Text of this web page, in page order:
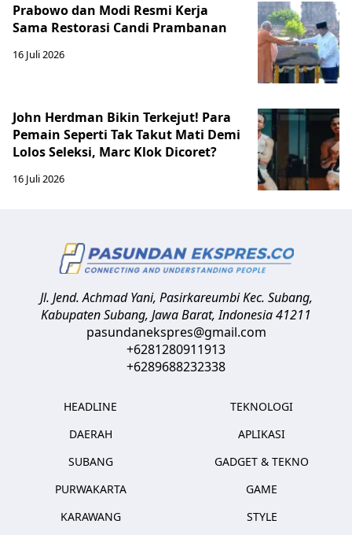
Prabowo dan Modi Resmi Kerja
Sama Restorasi Candi Prambanan
16 Juli 2026
John Herdman Bikin Terkejut! Para
Pemain Seperti Tak Takut Mati Demi
Lolos Seleksi, Marc Klok Dicoret?
16 Juli 2026
Jl. Jend. Achmad Yani, Pasirkareumbi Kec. Subang,
Kabupaten Subang, Jawa Barat,Indonesia41211
pasundanekspres@gmail.com
+6281280911913
+6289688232338
HEADLINE
DAERAH
SUBANG
PURWAKARTA
KARAWANG
TEKNOLOGI
APLIKASI
GADGET & TEKNO
GAME
STYLE